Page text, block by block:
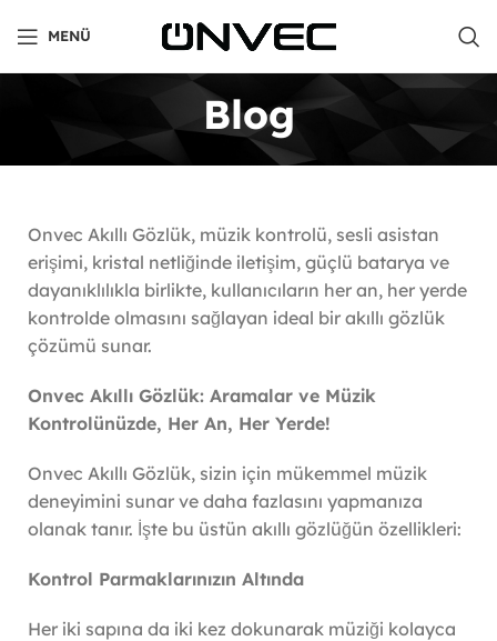
MENÜ
Blog
Onvec Akıllı Gözlük, müzik kontrolü, sesli asistan
erişimi, kristal netliğinde iletişim, güçlü batarya ve
dayanıklılıkla birlikte, kullanıcıların her an, her yerde
kontrolde olmasını sağlayan ideal bir akıllı gözlük
çözümü sunar.
Onvec Akıllı Gözlük: Aramalar ve Müzik
Kontrolünüzde, Her An, Her Yerde!
Onvec Akıllı Gözlük, sizin için mükemmel müzik
deneyimini sunar ve daha fazlasını yapmanıza
olanak tanır. İşte bu üstün akıllı gözlüğün özellikleri:
Kontrol Parmaklarınızın Altında
Her iki sapına da iki kez dokunarak müziği kolayca